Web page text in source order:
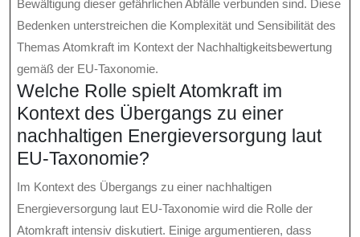
Bewältigung dieser gefährlichen Abfälle verbunden sind. Diese
Bedenken unterstreichen die Komplexität und Sensibilität des
Themas Atomkraft im Kontext der Nachhaltigkeitsbewertung
gemäß der EU-Taxonomie.
Welche Rolle spielt Atomkraft im
Kontext des Übergangs zu einer
nachhaltigen Energieversorgung laut
EU-Taxonomie?
Im Kontext des Übergangs zu einer nachhaltigen
Energieversorgung laut EU-Taxonomie wird die Rolle der
Atomkraft intensiv diskutiert. Einige argumentieren, dass